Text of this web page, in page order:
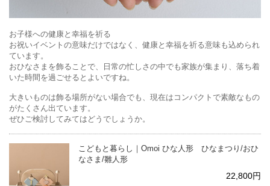
お子様への健康と幸福を祈る
お祝いイベントの意味だけではなく、健康と幸福を祈る意味も込められ
ています。
おひなさまを飾ることで、日常の忙しさの中でも家族が集まり、落ち着
いた時間を過ごせるとよいですね。
大きいものは飾る場所がない場合でも、現在はコンパクトで素敵なもの
がたくさん出ています。
ぜひご検討してみてはどうでしょうか。
こどもと暮らし｜Omoi ひな人形 ひなまつり/おひ
なさま/雛人形
22,800円